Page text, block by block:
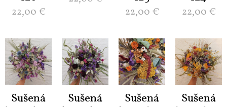
22,00 € 22,00 € 22,00 €
Sušená
Sušená
Sušená
Sušená